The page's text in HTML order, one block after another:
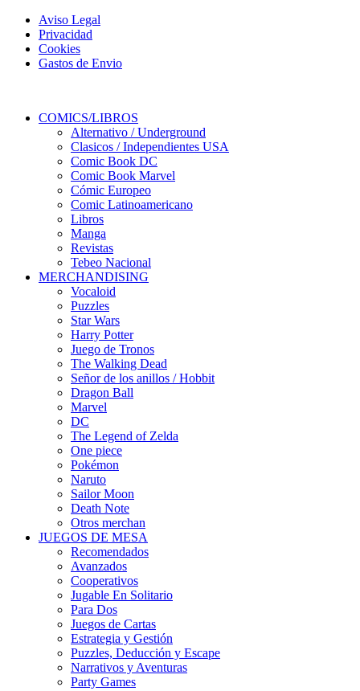
Aviso Legal
Privacidad
Cookies
Gastos de Envio
COMICS/LIBROS
Alternativo / Underground
Clasicos / Independientes USA
Comic Book DC
Comic Book Marvel
Cómic Europeo
Comic Latinoamericano
Libros
Manga
Revistas
Tebeo Nacional
MERCHANDISING
Vocaloid
Puzzles
Star Wars
Harry Potter
Juego de Tronos
The Walking Dead
Señor de los anillos / Hobbit
Dragon Ball
Marvel
DC
The Legend of Zelda
One piece
Pokémon
Naruto
Sailor Moon
Death Note
Otros merchan
JUEGOS DE MESA
Recomendados
Avanzados
Cooperativos
Jugable En Solitario
Para Dos
Juegos de Cartas
Estrategia y Gestión
Puzzles, Deducción y Escape
Narrativos y Aventuras
Party Games